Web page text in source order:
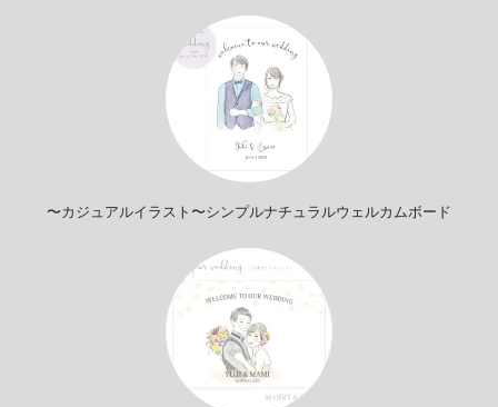
〜カジュアルイラスト〜シンプルナチュラルウェルカムボード